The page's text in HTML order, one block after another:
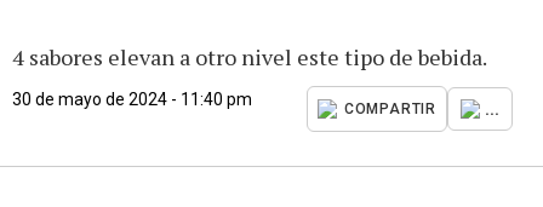
4 sabores elevan a otro nivel este tipo de bebida.
30 de mayo de 2024 - 11:40 pm
COMPARTIR ...